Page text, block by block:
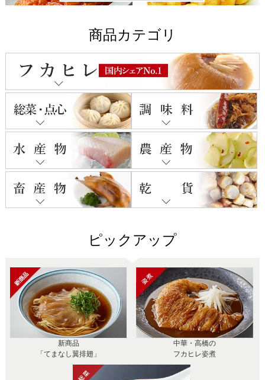
商品カテゴリ
ピックアップ
新商品
「てまなし翼排翅」
中華・高橋の
フカヒレ姿煮